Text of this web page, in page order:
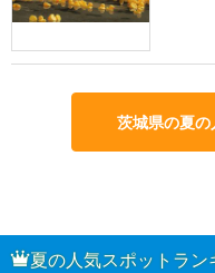
茨城県の夏
夏の人気スポットラン